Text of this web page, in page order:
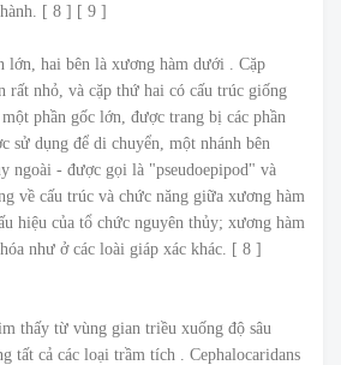
[ 8 ] [ 9 ]
lớn, hai bên là xương hàm dưới . Cặp
rất nhỏ, và cặp thứ hai có cấu trúc giống
phần gốc lớn, được trang bị các phần
sử dụng để di chuyển, một nhánh bên
ngoài - được gọi là "pseudoepipod" và
về cấu trúc và chức năng giữa xương hàm
hiệu của tổ chức nguyên thủy; xương hàm
như ở các loài giáp xác khác. [ 8 ]
thấy từ vùng gian triều xuống độ sâu
tất cả các loại trầm tích . Cephalocaridans